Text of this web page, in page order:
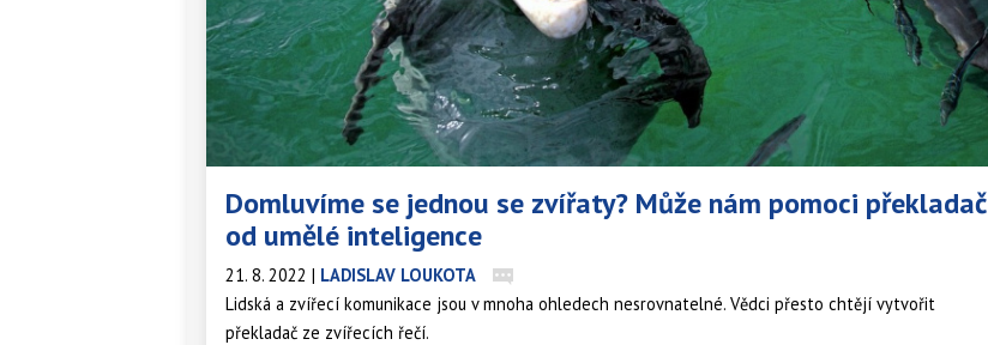
Domluvíme se jednou se zvířaty? Může nám pomoci překladač
od umělé inteligence
21. 8. 2022 | LADISLAV LOUKOTA
Lidská a zvířecí komunikace jsou v mnoha ohledech nesrovnatelné. Vědci přesto chtějí vytvořit
překladač ze zvířecích řečí.